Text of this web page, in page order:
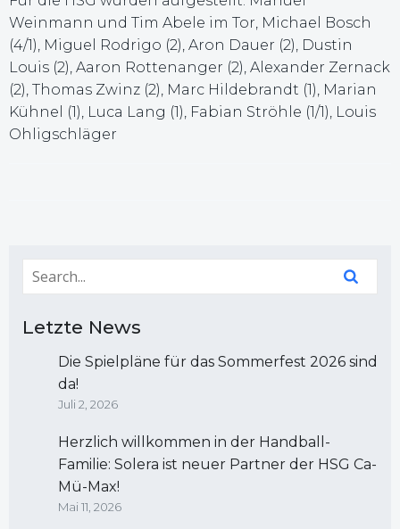
Weinmann und Tim Abele im Tor, Michael Bosch
(4/1), Miguel Rodrigo (2), Aron Dauer (2), Dustin
Louis (2), Aaron Rottenanger (2), Alexander Zernack
(2), Thomas Zwinz (2), Marc Hildebrandt (1), Marian
Kühnel (1), Luca Lang (1), Fabian Ströhle (1/1), Louis
Ohligschläger
Letzte News
Die Spielpläne für das Sommerfest 2026 sind
da!
Juli 2, 2026
Herzlich willkommen in der Handball-
Familie: Solera ist neuer Partner der HSG Ca-
Mü-Max!
Mai 11, 2026